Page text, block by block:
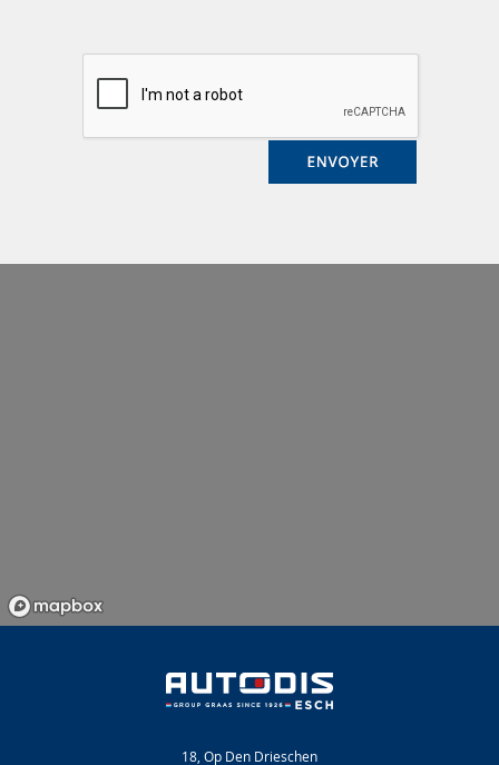
18, Op Den Drieschen